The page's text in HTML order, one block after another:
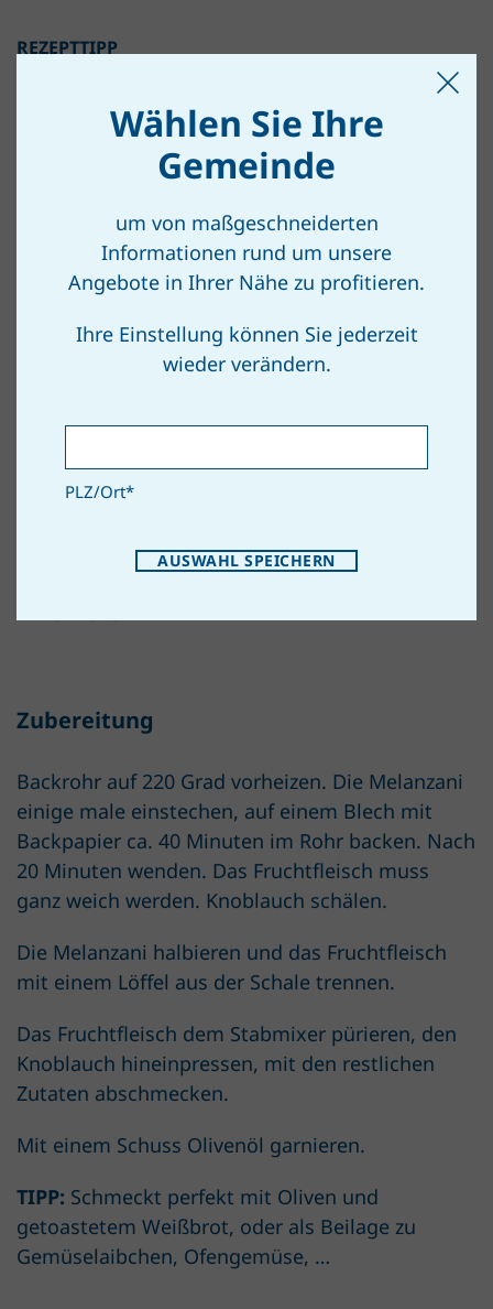
REZEPTTIPP
Melanzaniaufstrich (Baba
Ghanoush)
Zutaten für 4 Personen
2 Melanzani
2 Knoblauchzehen
Salz
Kreuzkümmel (nach Wunsch)
Zubereitung
Backrohr auf 220 Grad vorheizen. Die Melanzani
einige male einstechen, auf einem Blech mit
Backpapier ca. 40 Minuten im Rohr backen. Nach
20 Minuten wenden. Das Fruchtfleisch muss
ganz weich werden. Knoblauch schälen.
Die Melanzani halbieren und das Fruchtfleisch
mit einem Löffel aus der Schale trennen.
Das Fruchtfleisch dem Stabmixer pürieren, den
Knoblauch hineinpressen, mit den restlichen
Zutaten abschmecken.
Mit einem Schuss Olivenöl garnieren.
TIPP: Schmeckt perfekt mit Oliven und
getoastetem Weißbrot, oder als Beilage zu
Gemüselaibchen, Ofengemüse, …
Wählen Sie Ihre
Gemeinde
um von maßgeschneiderten
Informationen rund um unsere
Angebote in Ihrer Nähe zu profitieren.
Ihre Einstellung können Sie jederzeit
wieder verändern.
PLZ/Ort*
AUSWAHL SPEICHERN